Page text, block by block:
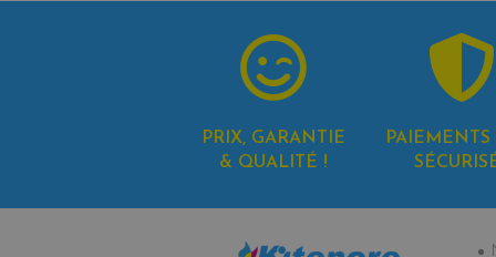
PRIX, GARANTIE
& QUALITÉ !
PAIEMENTS